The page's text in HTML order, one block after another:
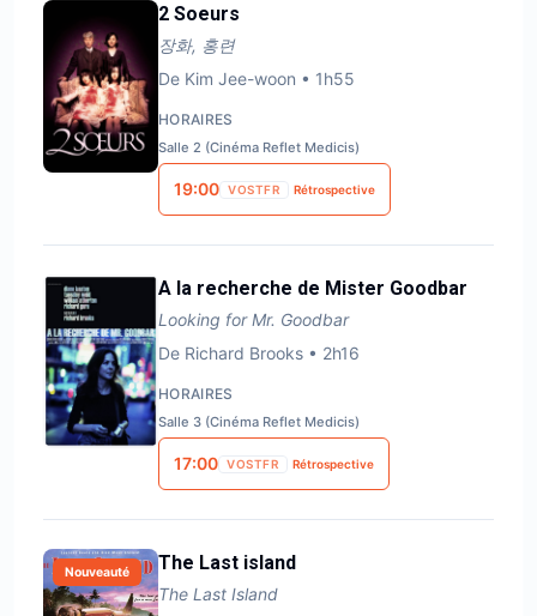
2 Soeurs
장화, 홍련
De Kim Jee-woon • 1h55
HORAIRES
Salle 2 (Cinéma Reflet Medicis)
19:00 VOSTFR Rétrospective
A la recherche de Mister Goodbar
Looking for Mr. Goodbar
De Richard Brooks • 2h16
HORAIRES
Salle 3 (Cinéma Reflet Medicis)
17:00 VOSTFR Rétrospective
Nouveauté The Last island
The Last Island